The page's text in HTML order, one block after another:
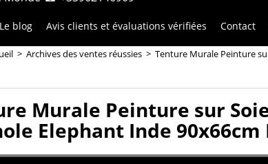
Le blog Avis clients et évaluations vérifiées Contact
> Archives des ventes réussies > Tenture Murale Peinture
Murale Peinture sur
Elephant Inde 90x66cm